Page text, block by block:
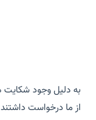
از ما درخواست